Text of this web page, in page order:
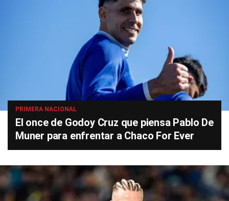
PRIMERA NACIONAL
El once de Godoy Cruz que piensa Pablo De
Muner para enfrentar a Chaco For Ever